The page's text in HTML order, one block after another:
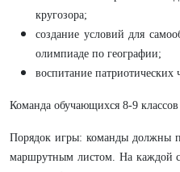
кругозора;
создание условий для
олимпиаде по географии;
воспитание патриотических
Команда обучающихся 8-9 классов
Порядок игры: команды должны
маршрутным листом. На каждой